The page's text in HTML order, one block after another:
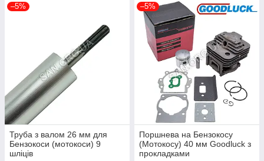
–5%
Труба з валом 26 мм для
Бензокоси (мотокоси) 9
шліців
–5%
Поршнева на Бензокосу
(Мотокосу) 40 мм Goodluck з
прокладками